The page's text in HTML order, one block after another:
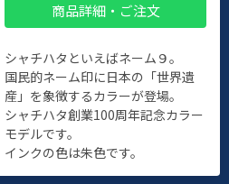
商品詳細・ご注文
シャチハタといえばネーム９。
国民的ネーム印に日本の「世界遺
産」を象徴するカラーが登場。
シャチハタ創業100周年記念カラー
モデルです。
インクの色は朱色です。